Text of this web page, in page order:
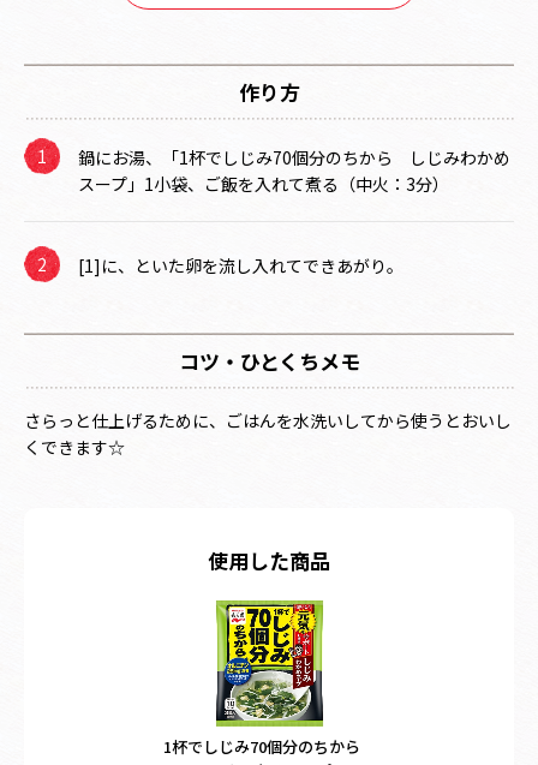
作り方
鍋にお湯、「1杯でしじみ70個分のちから しじみわかめ
スープ」1小袋、ご飯を入れて煮る（中火：3分）
[1]に、といた卵を流し入れてできあがり。
コツ・ひとくちメモ
さらっと仕上げるために、ごはんを水洗いしてから使うとおいし
くできます☆
使用した商品
1杯でしじみ70個分のちから